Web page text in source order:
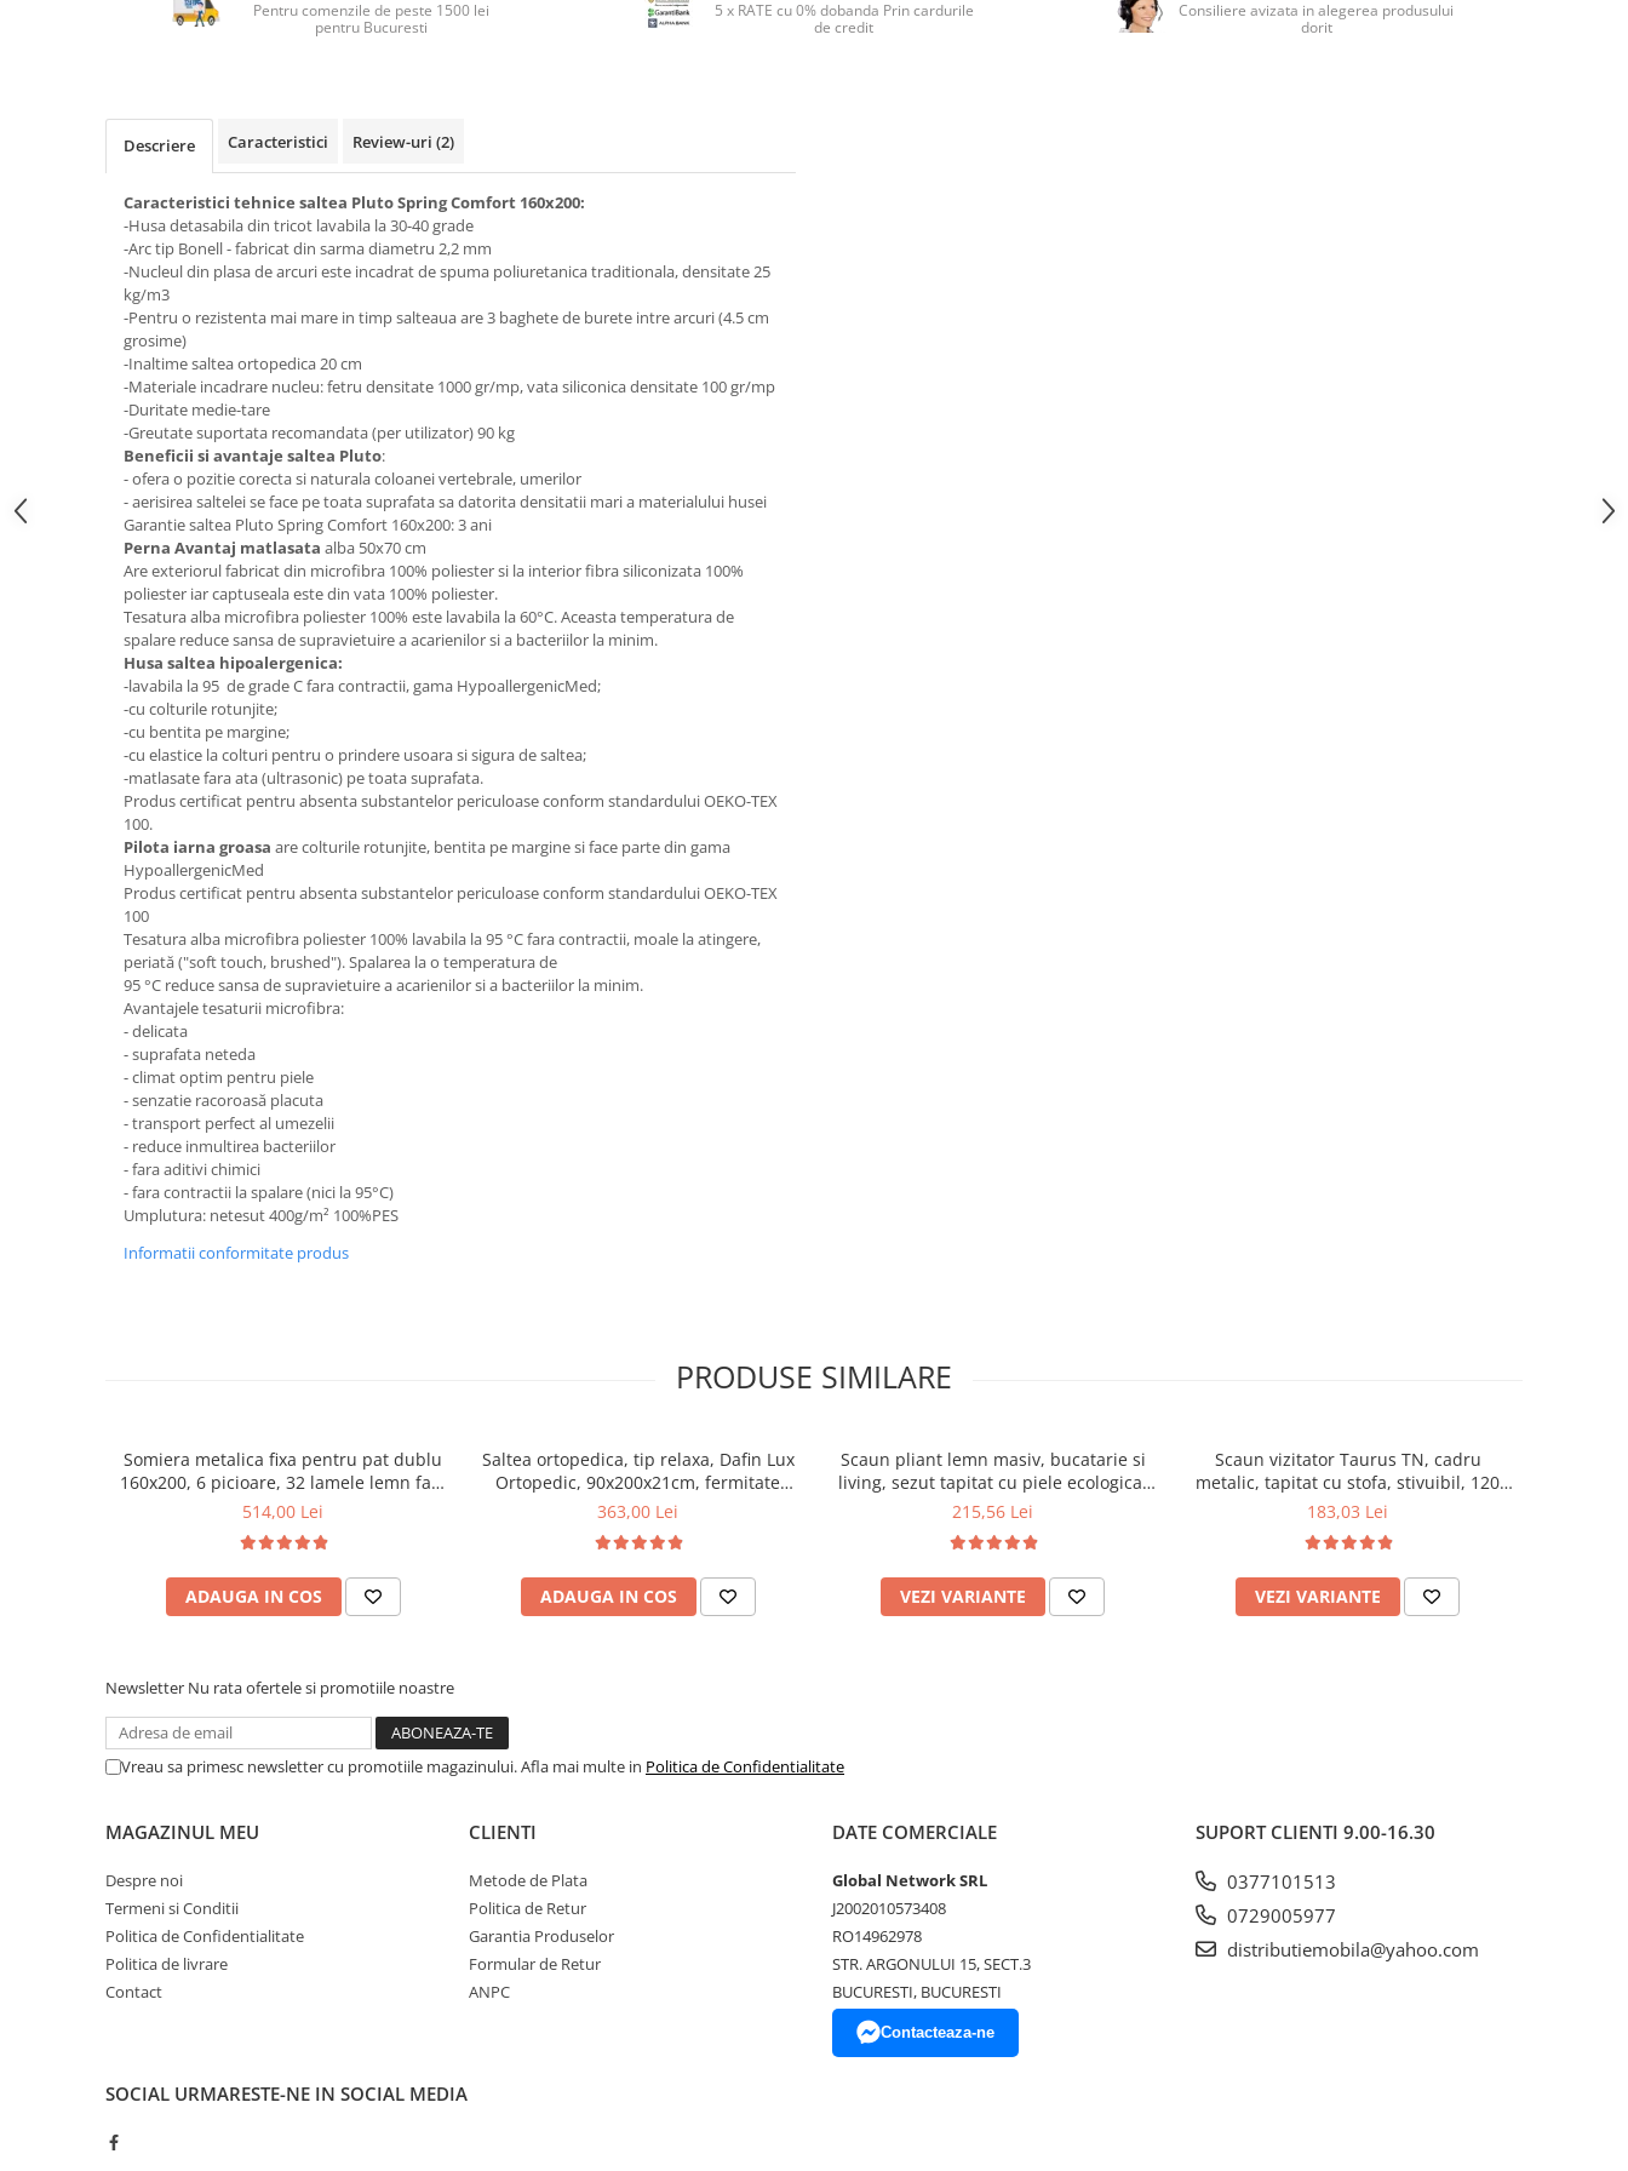
Saltele cu plasa de arcuri
Saltele cu spuma
Scaune pentru bucatarie
Mobila bucatarie
Suporturi si rafturi pantofi
Portmantouri
Seturi mobilier hol
Stender haine
Suport pentru umerase
Cuiere
Mobilier gradinita
Mese gradinita
Scaune gradinita
Set mese si scaune gradinita
Mobilier copii
Mobila camera copii
Scaune birou pentru copii
Saltele patuturi copii
Masa si scaune gradinita
Seturi comode living si dormitor
Pentru comenzile de peste 1500 lei
pentru Bucuresti
5 x RATE cu 0% dobanda Prin cardurile
de credit
Consiliere avizata in alegerea produsului
dorit
Descriere Caracteristici Review-uri (2)
Caracteristici tehnice saltea Pluto Spring Comfort 160x200:
-Husa detasabila din tricot lavabila la 30-40 grade
-Arc tip Bonell - fabricat din sarma diametru 2,2 mm
-Nucleul din plasa de arcuri este incadrat de spuma poliuretanica traditionala, densitate 25
kg/m3
-Pentru o rezistenta mai mare in timp salteaua are 3 baghete de burete intre arcuri (4.5 cm
grosime)
-Inaltime saltea ortopedica 20 cm
-Materiale incadrare nucleu: fetru densitate 1000 gr/mp, vata siliconica densitate 100 gr/mp
-Duritate medie-tare
-Greutate suportata recomandata (per utilizator) 90 kg
Beneficii si avantaje saltea Pluto:
- ofera o pozitie corecta si naturala coloanei vertebrale, umerilor
- aerisirea saltelei se face pe toata suprafata sa datorita densitatii mari a materialului husei
Garantie saltea Pluto Spring Comfort 160x200: 3 ani
Perna Avantaj matlasata alba 50x70 cm
Are exteriorul fabricat din microfibra 100% poliester si la interior fibra siliconizata 100%
poliester iar captuseala este din vata 100% poliester.
Tesatura alba microfibra poliester 100% este lavabila la 60°C. Aceasta temperatura de
spalare reduce sansa de supravietuire a acarienilor si a bacteriilor la minim.
Husa saltea hipoalergenica:
-lavabila la 95 de grade C fara contractii, gama HypoallergenicMed;
-cu colturile rotunjite;
-cu bentita pe margine;
-cu elastice la colturi pentru o prindere usoara si sigura de saltea;
-matlasate fara ata (ultrasonic) pe toata suprafata.
Produs certificat pentru absenta substantelor periculoase conform standardului OEKO-TEX
100.
Pilota iarna groasa are colturile rotunjite, bentita pe margine si face parte din gama
HypoallergenicMed
Produs certificat pentru absenta substantelor periculoase conform standardului OEKO-TEX
100
Tesatura alba microfibra poliester 100% lavabila la 95 °C fara contractii, moale la atingere,
periată ("soft touch, brushed"). Spalarea la o temperatura de
95 °C reduce sansa de supravietuire a acarienilor si a bacteriilor la minim.
Avantajele tesaturii microfibra:
- delicata
- suprafata neteda
- climat optim pentru piele
- senzatie racoroasă placuta
- transport perfect al umezelii
- reduce inmultirea bacteriilor
- fara aditivi chimici
- fara contractii la spalare (nici la 95°C)
Umplutura: netesut 400g/m² 100%PES
Informatii conformitate produs
PRODUSE SIMILARE
Somiera metalica fixa pentru pat dublu
160x200, 6 picioare, 32 lamele lemn fag,
benzi textile, suport saltea ferm, negru
514,00 Lei
ADAUGA IN COS
Saltea ortopedica, tip relaxa, Dafin Lux
Ortopedic, 90x200x21cm, fermitate
medie, cu plasa de arcuri tip Bonell, fata
Salt Confort
363,00 Lei
ADAUGA IN COS
Scaun pliant lemn masiv, bucatarie si
living, sezut tapitat cu piele ecologica,
100 kg, cires
215,56 Lei
VEZI VARIANTE
Scaun vizitator Taurus TN, cadru
metalic, tapitat cu stofa, stivuibil, 120
kg, negru
183,03 Lei
VEZI VARIANTE
Newsletter Nu rata ofertele si promotiile noastre
Vreau sa primesc newsletter cu promotiile magazinului. Afla mai multe in Politica de Confidentialitate
MAGAZINUL MEU
Despre noi
Termeni si Conditii
Politica de Confidentialitate
Politica de livrare
Contact
CLIENTI
Metode de Plata
Politica de Retur
Garantia Produselor
Formular de Retur
ANPC
DATE COMERCIALE
Global Network SRL
J2002010573408
RO14962978
STR. ARGONULUI 15, SECT.3
BUCURESTI, BUCURESTI
Contacteaza-ne
SUPORT CLIENTI 9.00-16.30
0377101513
0729005977
distributiemobila@yahoo.com
SOCIAL URMARESTE-NE IN SOCIAL MEDIA